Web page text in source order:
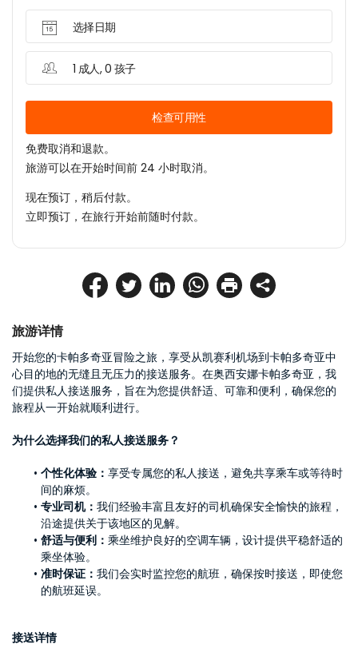
旅游详情
开始您的卡帕多奇亚冒险之旅，享受从凯赛利机场到卡帕多奇亚中
心目的地的无缝且无压力的接送服务。在奥西安娜卡帕多奇亚，我
们提供私人接送服务，旨在为您提供舒适、可靠和便利，确保您的
旅程从一开始就顺利进行。
为什么选择我们的私人接送服务？
个性化体验： 享受专属您的私人接送，避免共享乘车或等待时
间的麻烦。
专业司机： 我们经验丰富且友好的司机确保安全愉快的旅程，
沿途提供关于该地区的见解。
舒适与便利： 乘坐维护良好的空调车辆，设计提供平稳舒适的
乘坐体验。
准时保证： 我们会实时监控您的航班，确保按时接送，即使您
的航班延误。
接送详情
选择日期
1 成人, 0 孩子
检查可用性
免费取消和退款。
旅游可以在开始时间前 24 小时取消。
现在预订，稍后付款。
立即预订，在旅行开始前随时付款。